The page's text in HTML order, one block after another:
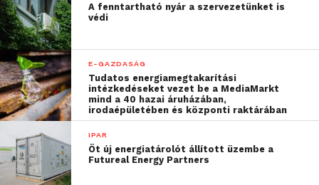
– foglalta keretbe az MI történetét Kiss Gergely MI-
szakértő.
„A ChatGPT mögött álló
nyelvi modell és
algoritmus valóban
szenzációs, mert régóta
ostromolt csúcsot ugrott
A fenntartható nyár a szervezetünket is
védi
E-GAZDASÁG
Tudatos energiamegtakarítási
intézkedéseket vezet be a MediaMarkt
mind a 40 hazai áruházában,
irodaépületében és központi raktárában
IPAR
Öt új energiatárolót állított üzembe a
Futureal Energy Partners